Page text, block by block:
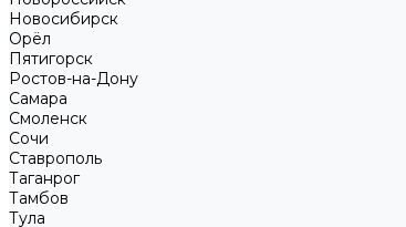
Новосибирск
Орёл
Пятигорск
Ростов-на-Дону
Самара
Смоленск
Сочи
Ставрополь
Таганрог
Тамбов
Тула